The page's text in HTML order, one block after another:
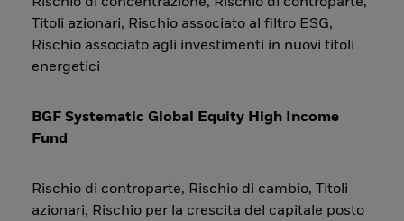
Titoli azionari, Rischio associato al filtro ESG,
Rischio associato agli investimenti in nuovi titoli
energetici
BGF Systematic Global Equity High Income
Fund
Rischio di controparte, Rischio di cambio, Titoli
azionari, Rischio per la crescita del capitale posto